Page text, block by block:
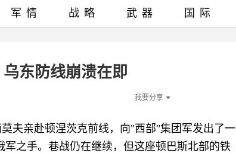
东防线崩溃在即
我要分享
夫亲赴顿涅茨克前线，向"西部"集团军发出了一
之手。巷战仍在继续，但这座顿巴斯北部的铁
军情 战略 武器 国际